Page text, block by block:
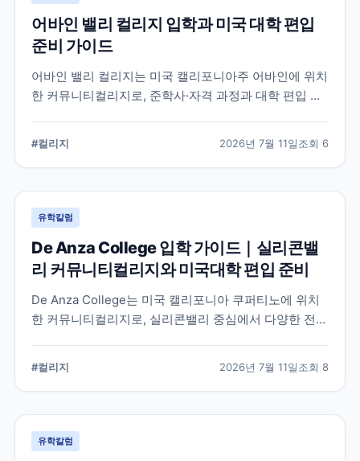
어바인 밸리 컬리지 입학과 미국 대학 편입
준비 가이드
어바인 밸리 컬리지는 미국 캘리포니아주 어바인에 위치
한 커뮤니티컬리지로, 준학사·자격 과정과 대학 편입 준
#컬리지 2026년 7월 11일조회 6
유학칼럼
De Anza College 입학 가이드｜실리콘밸
리 커뮤니티컬리지와 미국대학 편입 준비
De Anza College는 미국 캘리포니아 쿠퍼티노에 위치
한 커뮤니티컬리지로, 실리콘밸리 중심에서 다양한 전공
으로 정리했습니다.
#컬리지 2026년 7월 11일조회 8
유학칼럼